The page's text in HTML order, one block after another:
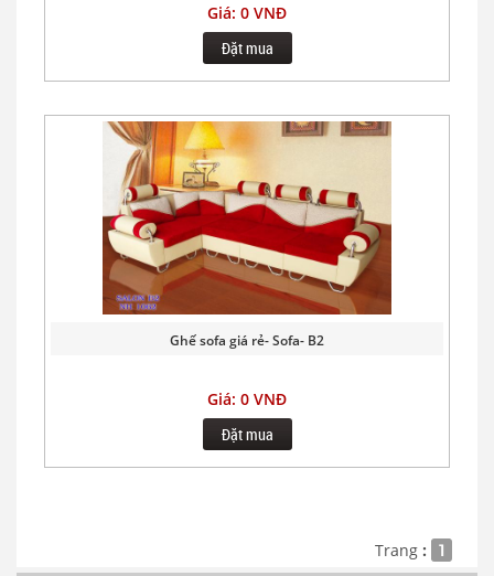
Giá: 0 VNĐ
Đặt mua
Ghế sofa giá rẻ- Sofa- B2
Giá: 0 VNĐ
Đặt mua
Trang : 1